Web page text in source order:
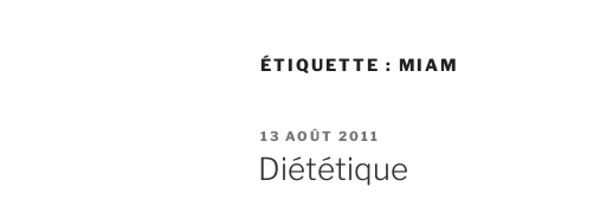
ÉTIQUETTE : MIAM
PUBLIÉ
LE
13 AOÛT 2011
Diététique